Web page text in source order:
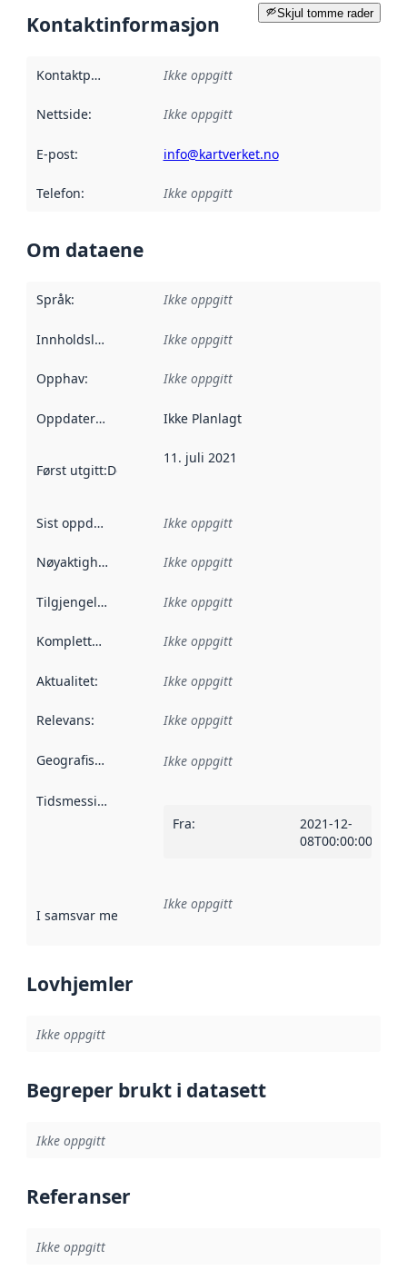
Skjul tomme rader
Kontaktinformasjon
Kontaktpunkt Ikke oppgitt
Nettside: Ikke oppgitt
E-post: info@kartverket.no
Telefon: Ikke oppgitt
Om dataene
Språk: Ikke oppgitt
Innholdsleverandører :
Ikke oppgitt
Opphav: Ikke oppgitt
Oppdateringsfrekvens :
Ikke Planlagt
Først utgitt:Denne datoen sier når dataene i dette
11. juli 2021
Sist oppdatert Ikke oppgitt
Nøyaktighet Ikke oppgitt
Tilgjengelighet Ikke oppgitt
Kompletthet Ikke oppgitt
Aktualitet: Ikke oppgitt
Relevans: Ikke oppgitt
Geografisk avgrensning :
Ikke oppgitt
Tidsmessig avgrensning
Fra:
2021-12-
08T00:00:00Z
I samsvar med Referanse til en implementasjonsregel
Ikke oppgitt
Lovhjemler
Ikke oppgitt
Begreper brukt i datasett
Ikke oppgitt
Referanser
Ikke oppgitt